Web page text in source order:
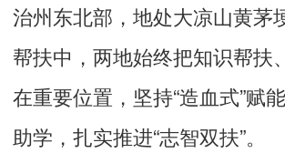
治州东北部，地处大凉山黄茅
帮扶中，两地始终把知识帮扶
在重要位置，坚持“造血式”赋
助学，扎实推进“志智双扶”。